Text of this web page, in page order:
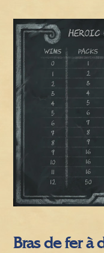
Bras de fer à